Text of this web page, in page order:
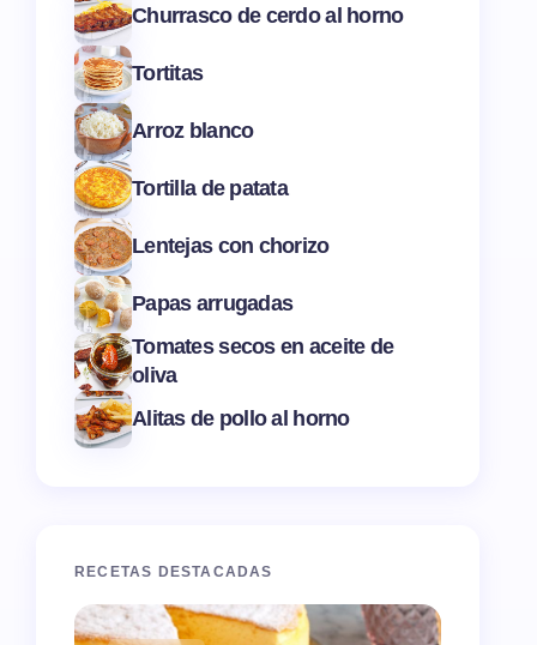
Churrasco de cerdo al horno
Tortitas
Arroz blanco
Tortilla de patata
Lentejas con chorizo
Papas arrugadas
Tomates secos en aceite de
oliva
Alitas de pollo al horno
RECETAS DESTACADAS